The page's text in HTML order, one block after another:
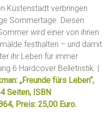
Küstenstadt verbringen
Sommertage. Diesen
wird einer von ihnen
festhalten – und damit
ihr Leben für immer
6 Hardcover Belletristik. |
„Freunde fürs Leben“,
Seiten, ISBN
Preis: 25,00 Euro.